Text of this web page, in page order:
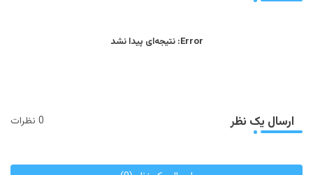
Error: نتیجه‌ای پیدا نشد
ارسال یک نظر 0 نظرات